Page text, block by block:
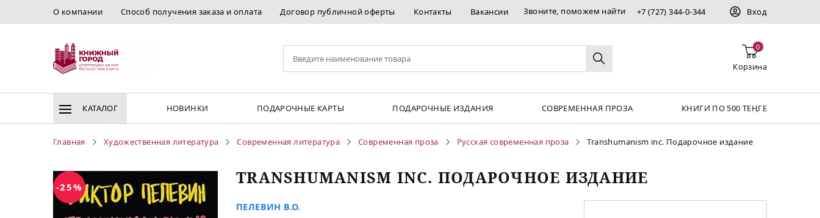
О компании Способ получения заказа и оплата Договор публичной оферты Контакты Вакансии Звоните, поможем найти +7 (727) 344-0-344 Вход
0
Корзина
КАТАЛОГ НОВИНКИ ПОДАРОЧНЫЕ КАРТЫ ПОДАРОЧНЫЕ ИЗДАНИЯ СОВРЕМЕННАЯ ПРОЗА КНИГИ ПО 500 ТЕҢГЕ
Главная Художественная литература Современная литература Современная проза Русская современная проза Transhumanism inc. Подарочное издание
-25% TRANSHUMANISM INC. ПОДАРОЧНОЕ ИЗДАНИЕ
ПЕЛЕВИН В.О.